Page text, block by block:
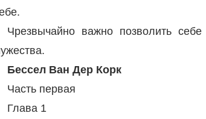
Чрезвычайно важно позволить
Бессел Ван Дер Корк
Часть первая
Глава 1